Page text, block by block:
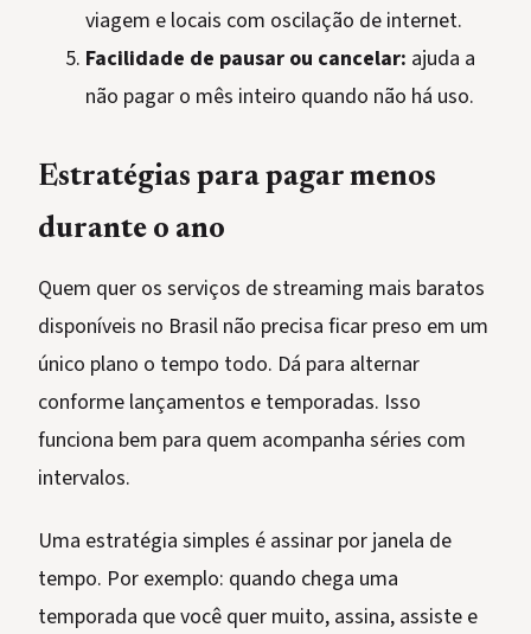
viagem e locais com oscilação de internet.
Facilidade de pausar ou cancelar: ajuda a
não pagar o mês inteiro quando não há uso.
Estratégias para pagar menos
durante o ano
Quem quer os serviços de streaming mais baratos
disponíveis no Brasil não precisa ficar preso em um
único plano o tempo todo. Dá para alternar
conforme lançamentos e temporadas. Isso
funciona bem para quem acompanha séries com
intervalos.
Uma estratégia simples é assinar por janela de
tempo. Por exemplo: quando chega uma
temporada que você quer muito, assina, assiste e